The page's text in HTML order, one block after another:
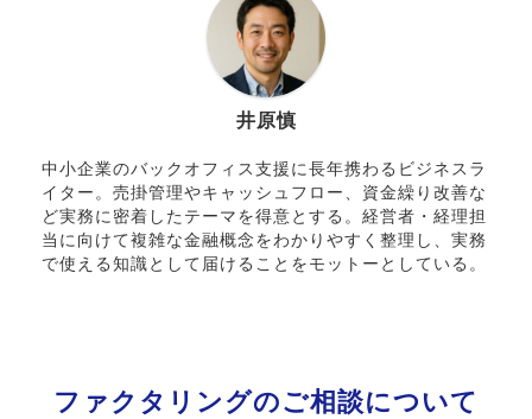
井原慎
中小企業のバックオフィス支援に長年携わるビジネスラ
イター。売掛管理やキャッシュフロー、資金繰り改善な
ど実務に密着したテーマを得意とする。経営者・経理担
当に向けて複雑な金融概念をわかりやすく整理し、実務
で使える知識として届けることをモットーとしている。
ファクタリングのご相談について